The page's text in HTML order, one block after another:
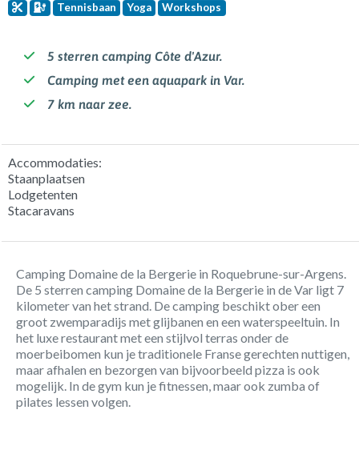
Tennisbaan
Yoga Workshops
5 sterren camping Côte d'Azur.
Camping met een aquapark in Var.
7 km naar zee.
Accommodaties:
Staanplaatsen
Lodgetenten
Stacaravans
Camping Domaine de la Bergerie in Roquebrune-sur-Argens.
De 5 sterren camping Domaine de la Bergerie in de Var ligt 7
kilometer van het strand. De camping beschikt ober een
groot zwemparadijs met glijbanen en een waterspeeltuin. In
het luxe restaurant met een stijlvol terras onder de
moerbeibomen kun je traditionele Franse gerechten nuttigen,
maar afhalen en bezorgen van bijvoorbeeld pizza is ook
mogelijk. In de gym kun je fitnessen, maar ook zumba of
pilates lessen volgen.